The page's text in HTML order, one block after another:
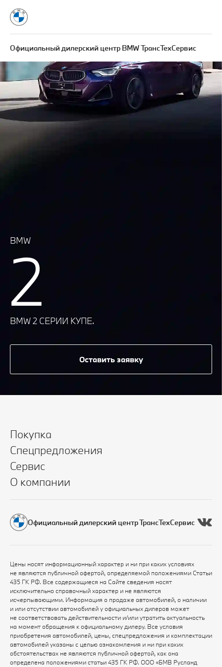
Официальный дилерский центр BMW ТрансТехСервис
BMW
2
BMW 2 СЕРИИ КУПЕ.
Оставить заявку
Покупка
Спецпредложения
Сервис
О компании
Официальный дилерский центр ТрансТехСервис
Цены носят информационный характер и ни при каких условиях
не являются публичной офертой, определяемой положениями Статьи
435 ГК РФ. Все содержащиеся на Сайте сведения носят
исключительно справочный характер и не являются
исчерпывающими. Информация о продаже автомобилей, о наличии
и или отсутствии автомобилей у официальных дилеров может
не соответствовать действительности и/или утратить актуальность
на момент обращения к официальному дилеру. Все условия
приобретения автомобилей, цены, спецпредложения и комплектации
автомобилей указаны с целью ознакомления и ни при каких
обстоятельствах не являются публичной офертой, как она
определена положениями статьи 435 ГК РФ. ООО «БМВ Русланд